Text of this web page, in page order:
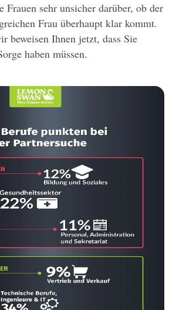
Frauen sehr unsicher darüber, ob der
Frau überhaupt klar kommt.
beweisen Ihnen jetzt, dass Sie
haben müssen.